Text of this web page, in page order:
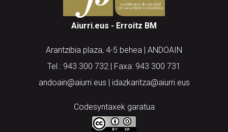
Aiurri.eus - Erroitz BM
Arantzibia plaza, 4-5 behea | ANDOAIN
Tel.: 943 300 732 | Faxa: 943 300 731
andoain@aiurri.eus | idazkaritza@aiurri.eus
Codesyntaxek garatua